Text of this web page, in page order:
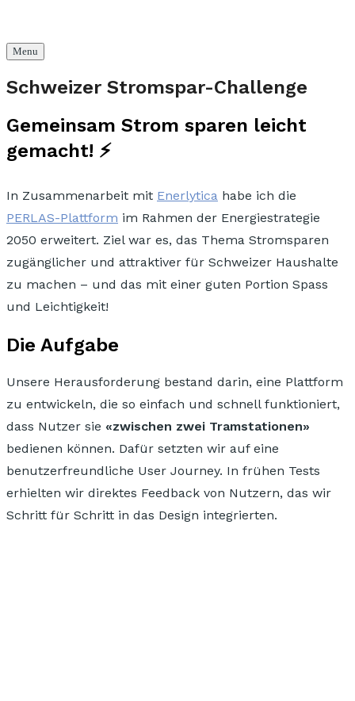
Menu
Schweizer Stromspar-Challenge
Gemeinsam Strom sparen leicht
gemacht! ⚡
In Zusammenarbeit mit Enerlytica habe ich die
PERLAS-Plattform im Rahmen der Energiestrategie
2050 erweitert. Ziel war es, das Thema Stromsparen
zugänglicher und attraktiver für Schweizer Haushalte
zu machen – und das mit einer guten Portion Spass
und Leichtigkeit!
Die Aufgabe
Unsere Herausforderung bestand darin, eine Plattform
zu entwickeln, die so einfach und schnell funktioniert,
dass Nutzer sie «zwischen zwei Tramstationen»
bedienen können. Dafür setzten wir auf eine
benutzerfreundliche User Journey. In frühen Tests
erhielten wir direktes Feedback von Nutzern, das wir
Schritt für Schritt in das Design integrierten.